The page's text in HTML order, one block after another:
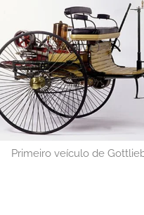
Primeiro veículo de